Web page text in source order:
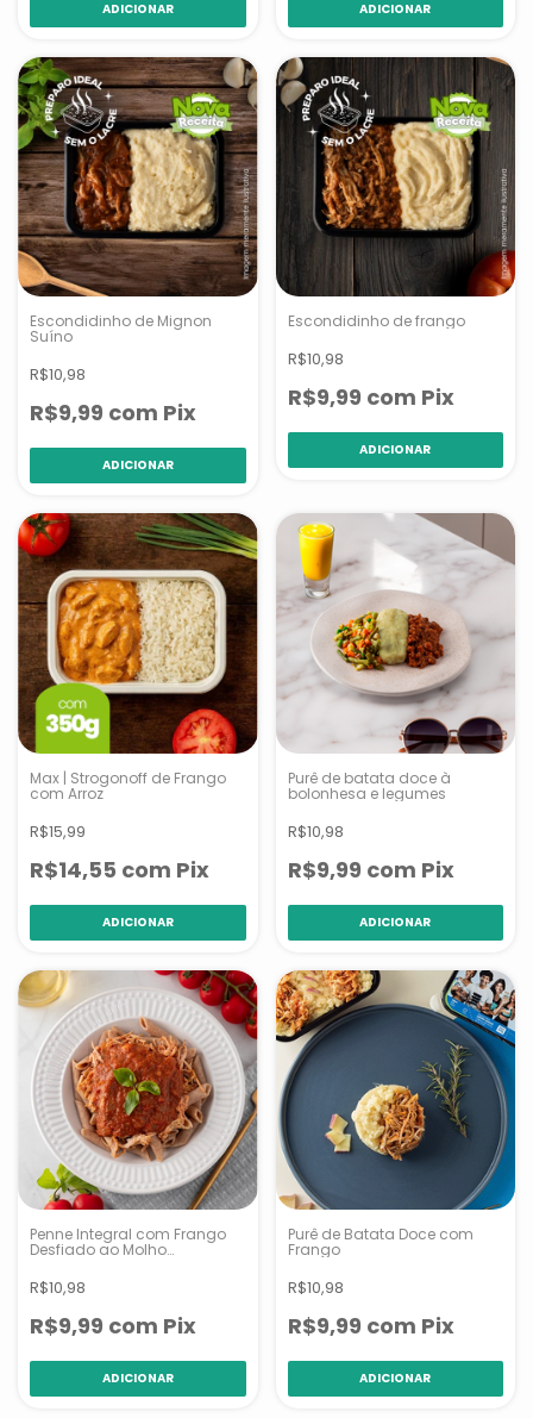
Escondidinho de Mignon
Suíno
R$10,98
R$9,99 com Pix
Escondidinho de frango
R$10,98
R$9,99 com Pix
Max | Strogonoff de Frango
com Arroz
R$15,99
R$14,55 com Pix
Purê de batata doce à
bolonhesa e legumes
R$10,98
R$9,99 com Pix
Penne Integral com Frango
Desfiado ao Molho
R$10,98
R$9,99 com Pix
Purê de Batata Doce com
Frango
R$10,98
R$9,99 com Pix